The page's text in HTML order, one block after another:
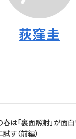
荻窪圭
春は「裏面照射」が面
す（前編）